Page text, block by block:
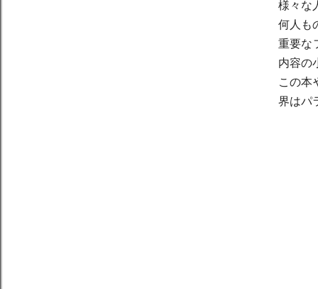
様々な
何人も
重要な
内容の
この本
界はパ